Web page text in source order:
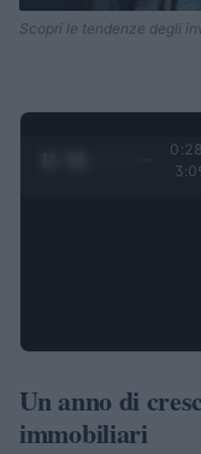
Scopri le tendenze degli
Un anno di
immobiliari